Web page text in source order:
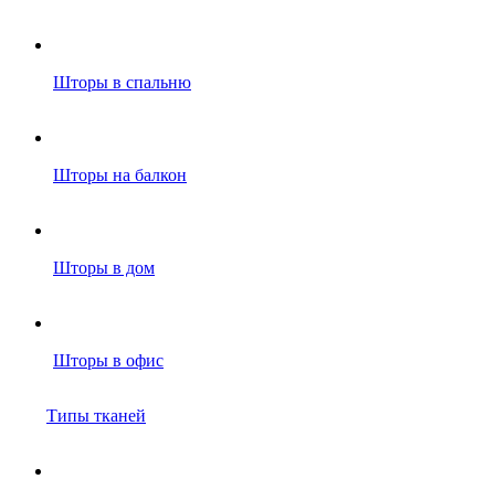
Шторы в спальню
Шторы на балкон
Шторы в дом
Шторы в офис
Типы тканей